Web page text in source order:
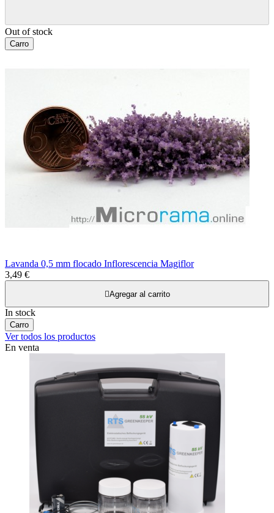
Out of stock
Carro
Lavanda 0,5 mm flocado Inflorescencia Magiflor
3,49 €
Agregar al carrito
In stock
Carro
Ver todos los productos
En venta